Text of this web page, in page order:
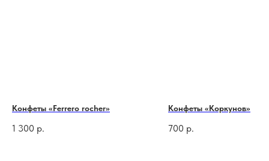
Конфеты «Ferrero rocher»
1 300 р.
Конфеты «Коркунов»
700 р.